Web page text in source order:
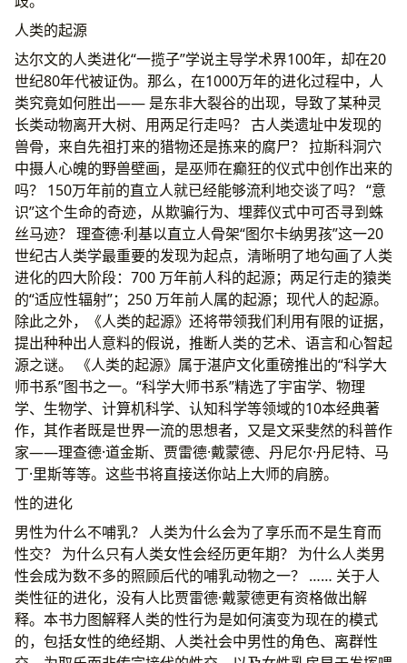
人类的起源
达尔文的人类进化“一揽子”学说主导学术界100年，却在20
世纪80年代被证伪。那么，在1000万年的进化过程中，人
类究竟如何胜出—— 是东非大裂谷的出现，导致了某种灵
长类动物离开大树、用两足行走吗？ 古人类遗址中发现的
兽骨，来自先祖打来的猎物还是拣来的腐尸？ 拉斯科洞穴
中摄人心魄的野兽壁画，是巫师在癫狂的仪式中创作出来的
吗？ 150万年前的直立人就已经能够流利地交谈了吗？ “意
识”这个生命的奇迹，从欺骗行为、埋葬仪式中可否寻到蛛
丝马迹？ 理查德·利基以直立人骨架“图尔卡纳男孩”这一20
世纪古人类学最重要的发现为起点，清晰明了地勾画了人类
进化的四大阶段：700 万年前人科的起源；两足行走的猿类
的“适应性辐射”；250 万年前人属的起源；现代人的起源。
除此之外，《人类的起源》还将带领我们利用有限的证据，
提出种种出人意料的假说，推断人类的艺术、语言和心智起
源之谜。 《人类的起源》属于湛庐文化重磅推出的“科学大
师书系”图书之一。“科学大师书系”精选了宇宙学、物理
学、生物学、计算机科学、认知科学等领域的10本经典著
作，其作者既是世界一流的思想者，又是文采斐然的科普作
家——理查德·道金斯、贾雷德·戴蒙德、丹尼尔·丹尼特、马
丁·里斯等等。这些书将直接送你站上大师的肩膀。
性的进化
男性为什么不哺乳？ 人类为什么会为了享乐而不是生育而
性交？ 为什么只有人类女性会经历更年期？ 为什么人类男
性会成为数不多的照顾后代的哺乳动物之一？ …… 关于人
类性征的进化，没有人比贾雷德·戴蒙德更有资格做出解
释。本书力图解释人类的性行为是如何演变为现在的模式
的，包括女性的绝经期、人类社会中男性的角色、离群性